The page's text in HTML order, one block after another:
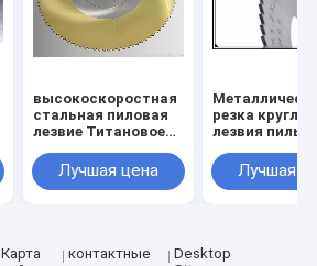
высокоскоростная
стальная пиловая
лезвие Титановое
нитридное
покрытие HSS
Лучшая цена
резка круглой
лезвия пилы
HSS Круглой
пилы
лезвии пилы
Лучшая
Карта
контактные
Desktop